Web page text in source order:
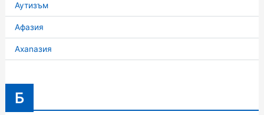
Аутизъм
Афазия
Ахаnазия
Б